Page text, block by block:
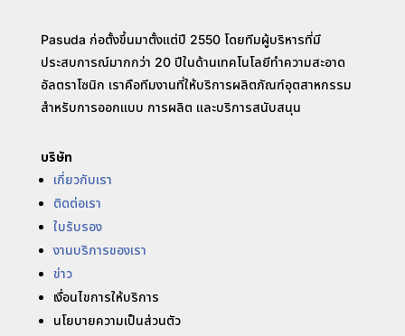
Pasuda ก่อตั้งขึ้นมาตั้งแต่ปี 2550 โดยทีมผู้บริหารที่มี
ประสบการณ์มากกว่า 20 ปีในด้านเทคโนโลยีทำความสะอาด
อัลตราโซนิก เราคือทีมงานที่ให้บริการผลิตภัณฑ์อุตสาหกรรม
สำหรับการออกแบบ การผลิต และบริการสนับสนุน
บริษัท
เกี่ยวกับเรา
ติดต่อเรา
ใบรับรอง
งานบริการของเรา
ข่าว
เงื่อนไขการให้บริการ
นโยบายความเป็นส่วนตัว